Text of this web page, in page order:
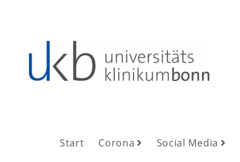
Start Corona Social Media